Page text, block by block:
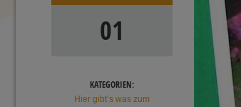
01
KATEGORIEN:
Hier gibt’s was zum